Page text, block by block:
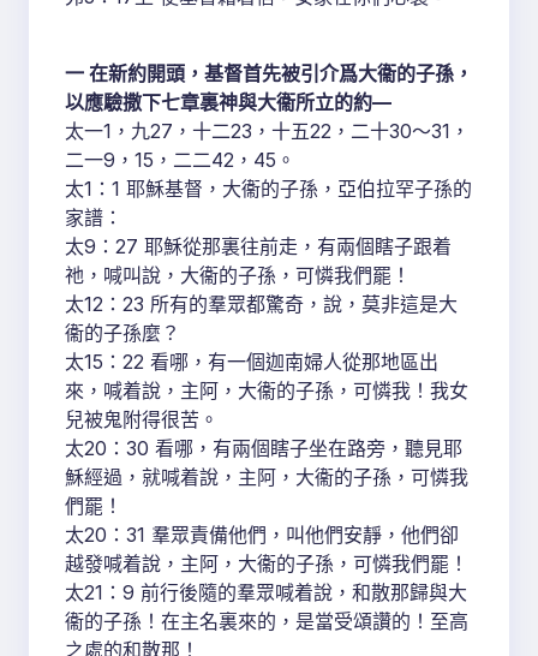
一 在新約開頭，基督首先被引介爲大衞的子孫，
以應驗撒下七章裏神與大衞所立的約—
太一1，九27，十二23，十五22，二十30～31，
二一9，15，二二42，45。
太1：1 耶穌基督，大衞的子孫，亞伯拉罕子孫的
家譜：
太9：27 耶穌從那裏往前走，有兩個瞎子跟着
祂，喊叫說，大衞的子孫，可憐我們罷！
太12：23 所有的羣眾都驚奇，說，莫非這是大
衞的子孫麼？
太15：22 看哪，有一個迦南婦人從那地區出
來，喊着說，主阿，大衞的子孫，可憐我！我女
兒被鬼附得很苦。
太20：30 看哪，有兩個瞎子坐在路旁，聽見耶
穌經過，就喊着說，主阿，大衞的子孫，可憐我
們罷！
太20：31 羣眾責備他們，叫他們安靜，他們卻
越發喊着說，主阿，大衞的子孫，可憐我們罷！
太21：9 前行後隨的羣眾喊着說，和散那歸與大
衞的子孫！在主名裏來的，是當受頌讚的！至高
之處的和散那！